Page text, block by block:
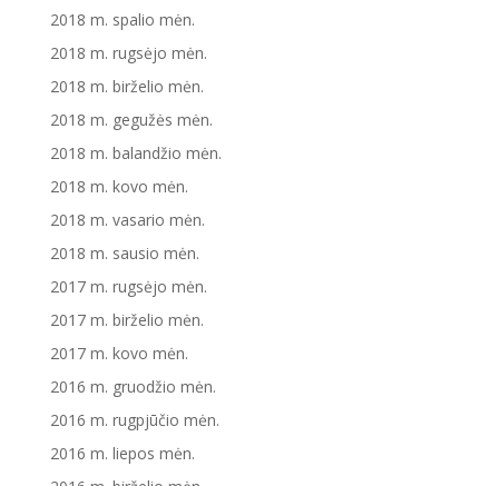
2018 m. spalio mėn.
2018 m. rugsėjo mėn.
2018 m. birželio mėn.
2018 m. gegužės mėn.
2018 m. balandžio mėn.
2018 m. kovo mėn.
2018 m. vasario mėn.
2018 m. sausio mėn.
2017 m. rugsėjo mėn.
2017 m. birželio mėn.
2017 m. kovo mėn.
2016 m. gruodžio mėn.
2016 m. rugpjūčio mėn.
2016 m. liepos mėn.